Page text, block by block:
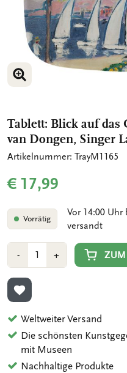
BILD VERGRÖSSERN
Tablett: Blick auf das
van Dongen, Singer
Artikelnummer: TrayM1165
€ 17,99
Vorrätig
Vor 14:00 Uhr
versandt
-Min
1
Anzahl
+Plus
1
ZUM
ZUR WUNSCHLISTE
Weltweiter Versand
Die schönsten
mit Museen
Nachhaltige Produkte